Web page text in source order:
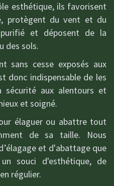
esthétique, ils favorisent
protègent du vent et du
et déposent de la
des sols.
sans cesse exposés aux
donc indispensable de les
sécurité aux alentours et
et soigné.
élaguer ou abattre tout
de sa taille. Nous
et d'abattage que
souci d'esthétique, de
régulier.